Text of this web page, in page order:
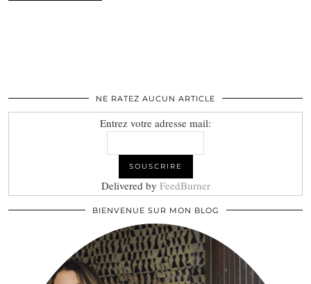
NE RATEZ AUCUN ARTICLE
Entrez votre adresse mail:
Delivered by FeedBurner
BIENVENUE SUR MON BLOG